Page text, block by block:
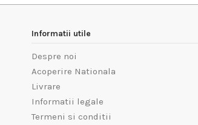
Informatii utile
Despre noi
Acoperire Nationala
Livrare
Informatii legale
Termeni si conditii